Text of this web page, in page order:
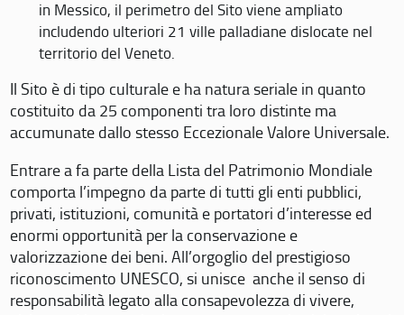
in Messico, il perimetro del Sito viene ampliato
includendo ulteriori 21 ville palladiane dislocate nel
territorio del Veneto.
Il Sito è di tipo culturale e ha natura seriale in quanto
costituito da 25 componenti tra loro distinte ma
accumunate dallo stesso Eccezionale Valore Universale.
Entrare a fa parte della Lista del Patrimonio Mondiale
comporta l’impegno da parte di tutti gli enti pubblici,
privati, istituzioni, comunità e portatori d’interesse ed
enormi opportunità per la conservazione e
valorizzazione dei beni. All’orgoglio del prestigioso
riconoscimento UNESCO, si unisce anche il senso di
responsabilità legato alla consapevolezza di vivere,